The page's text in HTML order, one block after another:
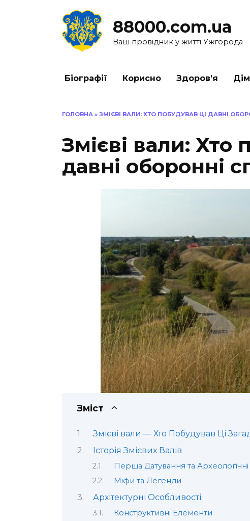
88000.com.ua
Ваш провідник у житті Ужгорода
Біографії Корисно Здоров’я
ГОЛОВНА » ЗМІЄВІ ВАЛИ: ХТО ПОБУДУВАВ ЦІ ДАВНІ
Змієві вали: Хто
давні оборонні
Зміст
Змієві вали — Хто Побудував Ці
Історія Змієвих Валів
Перша Датування та
Міфи та Легенди
Архітектурні Особливості
Конструктивні Елементи